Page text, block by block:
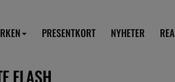
PRESENTKORT NYHETER REA
FLASH